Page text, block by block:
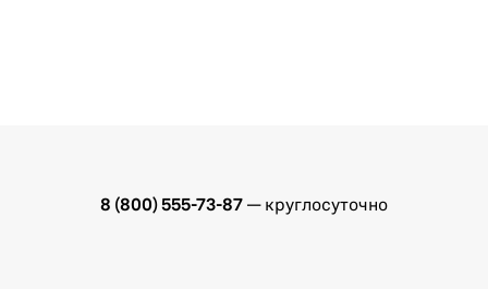
8 (800) 555-73-87 — круглосуточно